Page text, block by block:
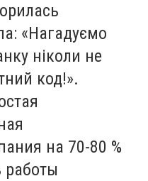
«Нагадуємо
ніколи не
код!».
на 70-80 %
работы